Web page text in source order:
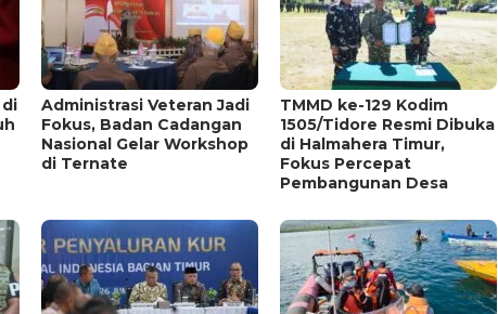
di
Administrasi Veteran Jadi
Fokus, Badan Cadangan
Nasional Gelar Workshop
di Ternate
TMMD ke-129 Kodim
1505/Tidore Resmi Dibuka
di Halmahera Timur,
Fokus Percepat
Pembangunan Desa